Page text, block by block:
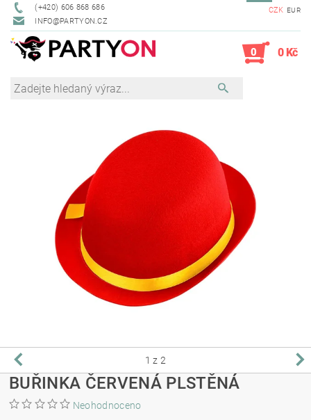
(+420) 606 868 686
INFO@PARTYON.CZ
CZK EUR
0 0 Kč
1 z 2
BUŘINKA ČERVENÁ PLSTĚNÁ
Neohodnoceno